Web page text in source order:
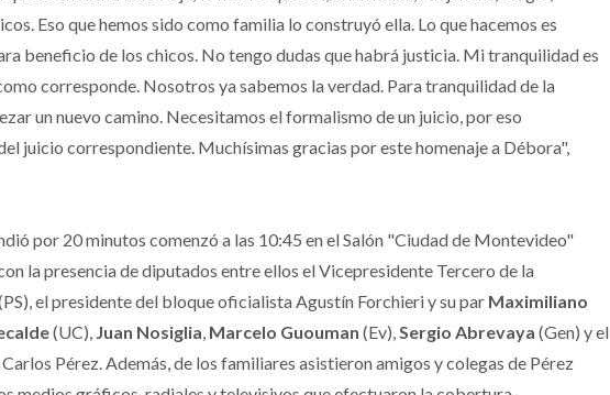
Eso que hemos sido como familia lo construyó ella. Lo que hacemos es
beneficio de los chicos. No tengo dudas que habrá justicia. Mi tranquilidad es
corresponde. Nosotros ya sabemos la verdad. Para tranquilidad de la
un nuevo camino. Necesitamos el formalismo de un juicio, por eso
juicio correspondiente. Muchísimas gracias por este homenaje a Débora",
por 20 minutos comenzó a las 10:45 en el Salón "Ciudad de Montevideo"
la presencia de diputados entre ellos el Vicepresidente Tercero de la
el presidente del bloque oficialista Agustín Forchieri y su par Maximiliano
(UC), Juan Nosiglia, Marcelo Guouman (Ev),Sergio Abrevaya (Gen) y el
Pérez. Además, de los familiares asistieron amigos y colegas de Pérez